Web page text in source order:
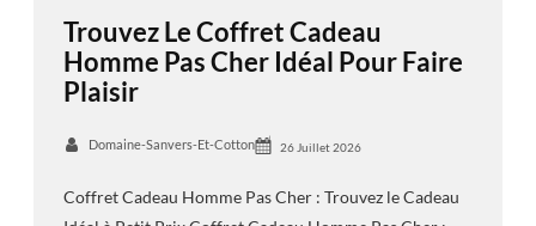
Trouvez Le Coffret Cadeau
Homme Pas Cher Idéal Pour Faire
Plaisir
Domaine-Sanvers-Et-Cotton 26 Juillet 2026
Coffret Cadeau Homme Pas Cher : Trouvez le Cadeau